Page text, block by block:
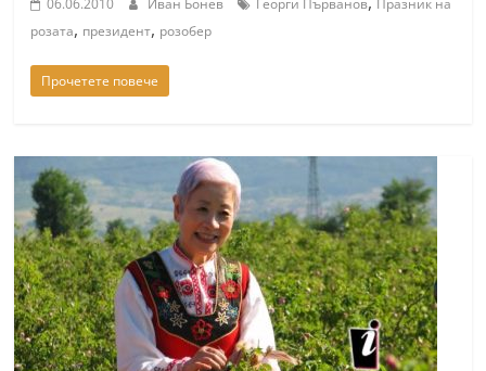
06.06.2010 Иван Бонев Георги Първанов Празник на
розата, президент, розобер
Прочетете повече